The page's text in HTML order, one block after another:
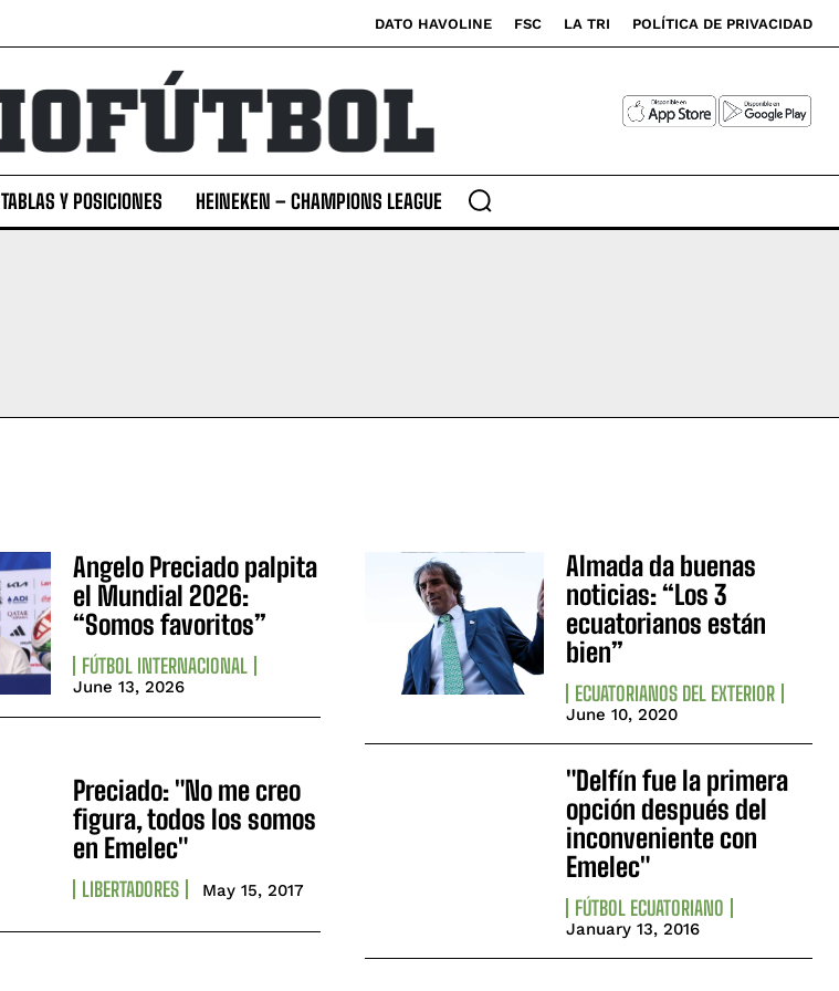
DATO HAVOLINE FSC LA TRI POLÍTICA DE PRIVACIDAD
TABLAS Y POSICIONES HEINEKEN – CHAMPIONS LEAGUE
Angelo Preciado palpita
el Mundial 2026:
“Somos favoritos”
FÚTBOL INTERNACIONAL
June 13, 2026
Almada da buenas
noticias: “Los 3
ecuatorianos están
bien”
ECUATORIANOS DEL EXTERIOR
June 10, 2020
Preciado: "No me creo
figura, todos los somos
en Emelec"
LIBERTADORES May 15, 2017
"Delfín fue la primera
opción después del
inconveniente con
Emelec"
FÚTBOL ECUATORIANO
January 13, 2016